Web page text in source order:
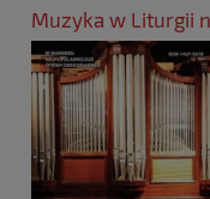
Muzyka w Liturgii